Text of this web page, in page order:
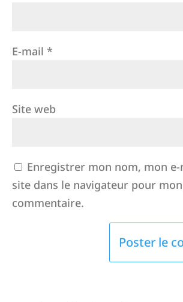
E-mail *
Site web
Enregistrer mon nom, mon
site dans le navigateur pour
commentaire.